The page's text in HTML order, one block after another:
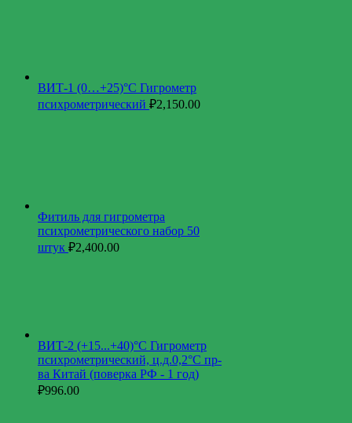
ВИТ-1 (0…+25)°С Гигрометр
психрометрический ₽2,150.00
Фитиль для гигрометра
психрометрического набор 50
штук ₽2,400.00
ВИТ-2 (+15...+40)°С Гигрометр
психрометрический, ц.д.0,2°С пр-
ва Китай (поверка РФ - 1 год)
₽996.00